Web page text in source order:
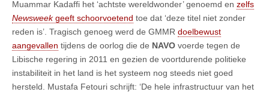
Muammar Kadaffi het ‘achtste wereldwonder’ genoemd en zelfs
Newsweekgeeft schoorvoetend toe dat ‘deze titel niet zonder
reden is’. Tragisch genoeg werd de GMMR doelbewust
aangevallen tijdens de oorlog die de NAVO voerde tegen de
Libische regering in 2011 en gezien de voortdurende politieke
instabiliteit in het land is het systeem nog steeds niet goed
hersteld. Mustafa Fetouri schrijft: ‘De hele infrastructuur van het